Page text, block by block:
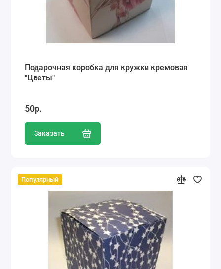
Подарочная коробка для кружки кремовая
"Цветы"
50р.
Заказать
Популярный